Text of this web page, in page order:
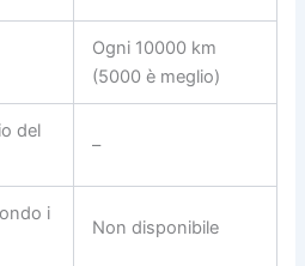
Ogni 10000 km
(5000 è meglio)
del
–
i
Non disponibile